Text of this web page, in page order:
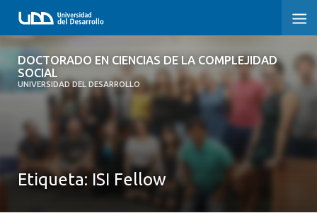
DOCTORADO EN CIENCIAS DE LA COMPLEJIDAD
SOCIAL
UNIVERSIDAD DEL DESARROLLO
DOCTORADO EN CIENCIAS DE LA
COMPLEJIDAD SOCIAL
PRESENTACIÓN
NOSOTROS
Etiqueta: ISI Fellow